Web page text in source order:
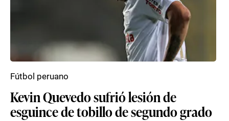
Kevin Quevedo sufrió lesión de
esguince de tobillo de segundo grado
Fútbol peruano